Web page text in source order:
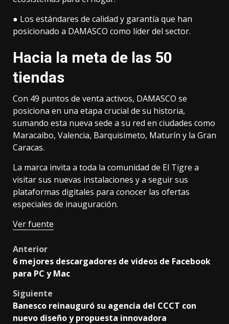
● Los estándares de calidad y garantía que han
posicionado a DAMASCO como líder del sector.
Hacia la meta de las 50
tiendas
Con 49 puntos de venta activos, DAMASCO se
posiciona en una etapa crucial de su historia,
sumando esta nueva sede a su red en ciudades como
Maracaibo, Valencia, Barquisimeto, Maturín y la Gran
Caracas.
La marca invita a toda la comunidad de El Tigre a
visitar sus nuevas instalaciones y a seguir sus
plataformas digitales para conocer las ofertas
especiales de inauguración.
Ver fuente
Post
navigation
Anterior
6 mejores descargadores de videos de Facebook
para PC y Mac
Siguiente
Banesco reinauguró su agencia del CCCT con
nuevo diseño y propuesta innovadora